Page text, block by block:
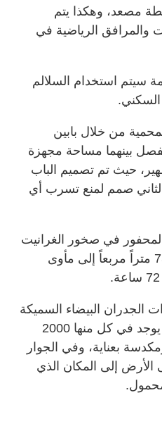
مصعد، وهكذا يتم
والمرافق الرياضية في
سيتم استخدام السلالم
السكني.
من خلال بابين
بينهما مساحة مجهزة
حيث تم تصميم الباب
الثاني صمم لمنع تسرب أي
في صخور الغرانيت
ويغطي مساحة 14 ألفاً و750 متراً مربعاً إلى مأوى
الجدران البيضاء السميكة
إلى الأجنحة الرئيسة، والتي يوجد في كل منها 2000
بعناية، وفي الجوار
إلى المكان الذي